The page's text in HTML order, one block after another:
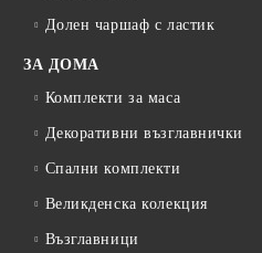
Долен чаршаф с ластик
ЗА ДОМА
Комплекти за маса
Декоративни възглавнички
Спални комплекти
Великденска колекция
Възглавници